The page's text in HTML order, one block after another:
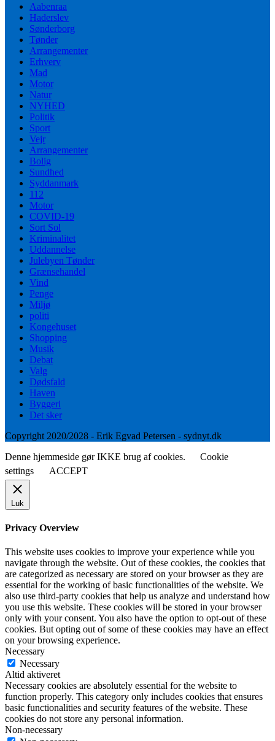
Aabenraa
Haderslev
Sønderborg
Tønder
Arrangementer
Erhverv
Mad
Motor
Natur
NYHED
Politik
Sport
Vejr
Arrangementer
Bolig
Sundhed
Syddanmark
112
Motor
COVID-19
Sort Sol
Kriminalitet
Uddannelse
Julebyen Tønder
Grænsehandel
Vind
Penge
Miljø
politi
Kongehuset
Shopping
Musik
Debat
Valg
Dødsfald
Haven
Byggeri
Det sker
Copyright 2020/2028 - Erik Egvad Petersen - sydnyt.dk
Denne hjemmeside gør IKKE brug af cookies.
Cookie
settings
ACCEPT
Luk
Privacy Overview
This website uses cookies to improve your experience while you
navigate through the website. Out of these cookies, the cookies that
are categorized as necessary are stored on your browser as they are
essential for the working of basic functionalities of the website. We
also use third-party cookies that help us analyze and understand how
you use this website. These cookies will be stored in your browser
only with your consent. You also have the option to opt-out of these
cookies. But opting out of some of these cookies may have an effect
on your browsing experience.
Necessary
Necessary
Altid aktiveret
Necessary cookies are absolutely essential for the website to
function properly. This category only includes cookies that ensures
basic functionalities and security features of the website. These
cookies do not store any personal information.
Non-necessary